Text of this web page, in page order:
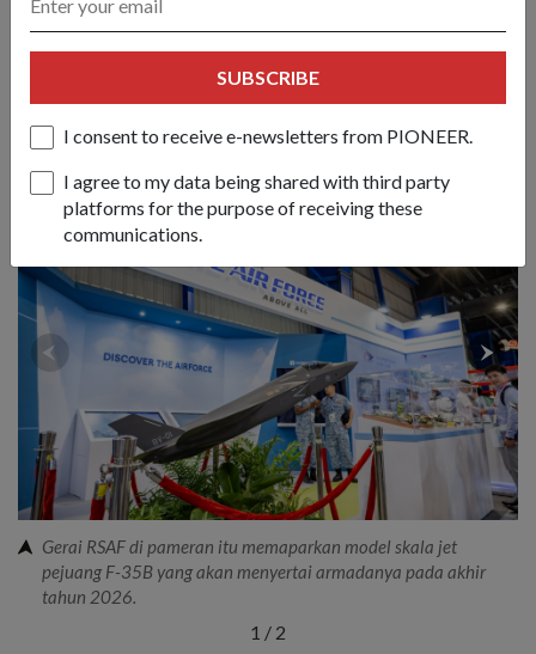
SUBSCRIBE
I consent to receive e-newsletters from PIONEER.
I agree to my data being shared with third party
platforms for the purpose of receiving these
communications.
ST Engineering – yang kembali sebagai pempamer terbesar –
mempamerkan keupayaan terkininya merentasi domain
Gerai RSAF di pameran itu memaparkan model skala jet
pejuang F-35B yang akan menyertai armadanya pada akhir
tahun 2026.
1 / 2